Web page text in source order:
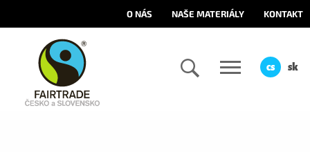
O NÁS NAŠE MATERIÁLY KONTAKT
cs sk